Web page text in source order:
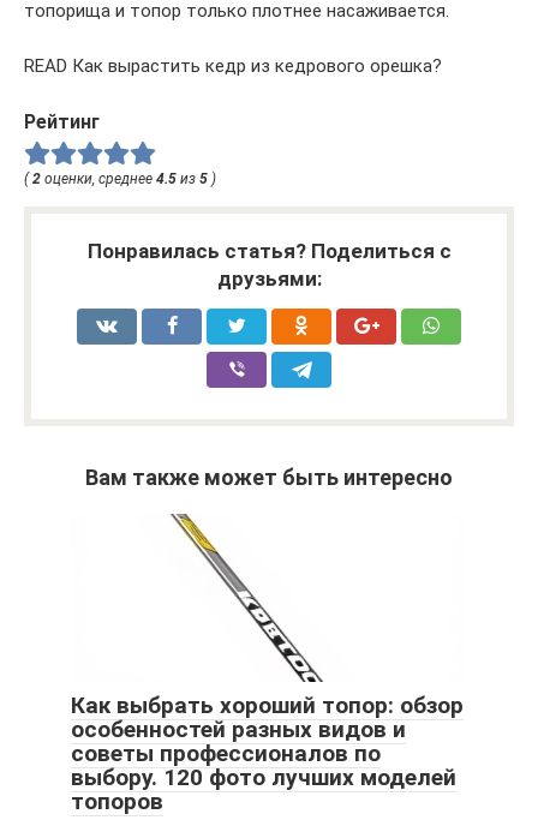
топорища и топор только плотнее насаживается.
READ Как вырастить кедр из кедрового орешка?
Рейтинг
(2 оценки, среднее 4.5 из 5 )
Понравилась статья? Поделиться с
друзьями:
Вам также может быть интересно
Как выбрать хороший топор: обзор
особенностей разных видов и
советы профессионалов по
выбору. 120 фото лучших моделей
топоров